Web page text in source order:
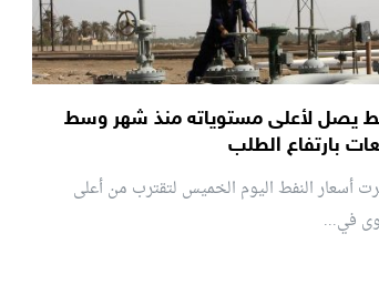
يصل لأعلى مستوياته منذ شهر وسط
بارتفاع الطلب
أسعار النفط اليوم الخميس لتقترب من أعلى
في...